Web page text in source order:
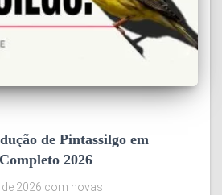
de Pintassilgo em
2026
2026 com novas